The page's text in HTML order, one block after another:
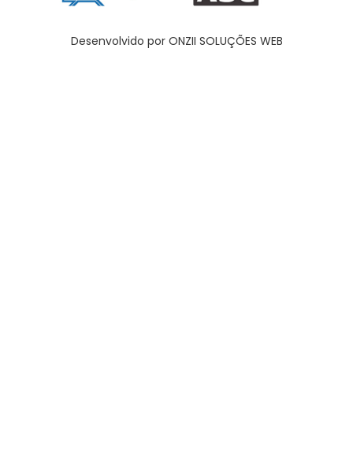
Desenvolvido por ONZII SOLUÇÕES WEB